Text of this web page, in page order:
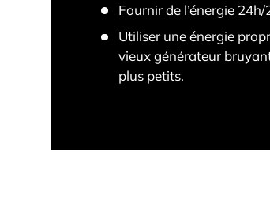
Fournir de l’énergie
Utiliser une énergie
vieux générateur
plus petits.